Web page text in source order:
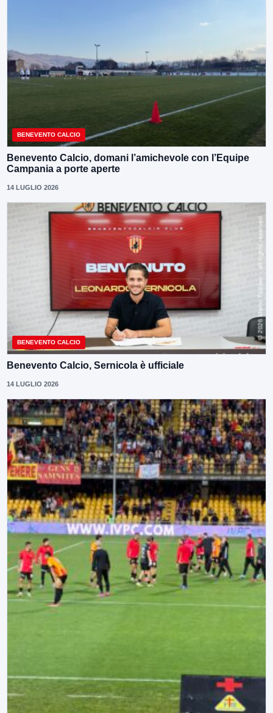
BENEVENTO CALCIO
Benevento Calcio, domani l’amichevole con l’Equipe
Campania a porte aperte
14 LUGLIO 2026
BENEVENTO CALCIO
Benevento Calcio, Sernicola è ufficiale
14 LUGLIO 2026